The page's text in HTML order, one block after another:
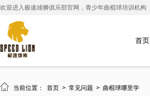
欢迎进入极速雄狮俱乐部官网，青少年曲棍球培训机构
首页
 当前位置： 首页 > 常见问题 > 曲棍球哪里学